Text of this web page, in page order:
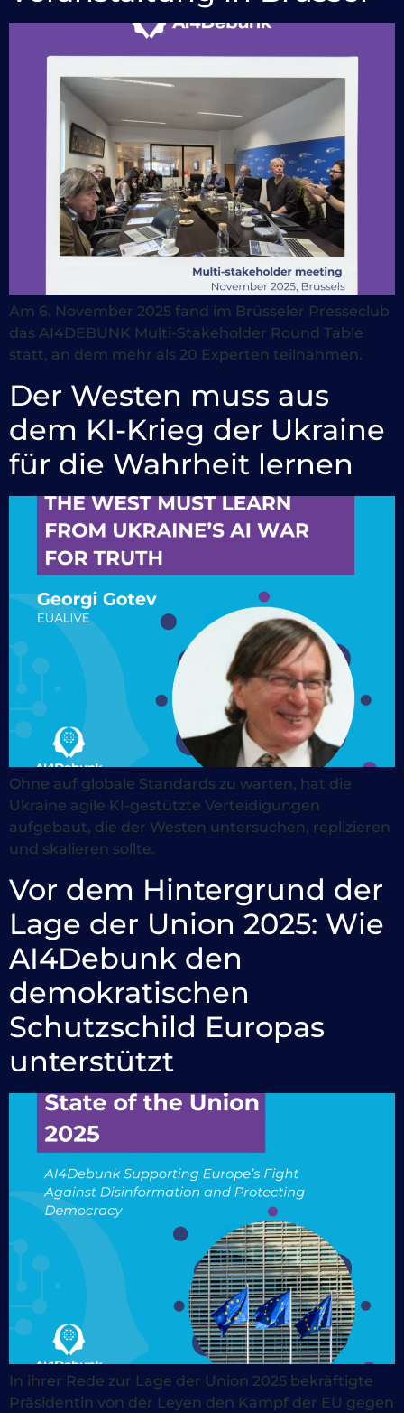
Am 6. November 2025 fand im Brüsseler Presseclub
das AI4DEBUNK Multi-Stakeholder Round Table
statt, an dem mehr als 20 Experten teilnahmen.
Der Westen muss aus
dem KI-Krieg der Ukraine
für die Wahrheit lernen
Ohne auf globale Standards zu warten, hat die
Ukraine agile KI-gestützte Verteidigungen
aufgebaut, die der Westen untersuchen, replizieren
und skalieren sollte.
Vor dem Hintergrund der
Lage der Union 2025: Wie
AI4Debunk den
demokratischen
Schutzschild Europas
unterstützt
In ihrer Rede zur Lage der Union 2025 bekräftigte
Präsidentin von der Leyen den Kampf der EU gegen